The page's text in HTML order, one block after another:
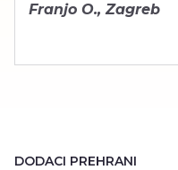
Franjo O., Zagreb
DODACI PREHRANI